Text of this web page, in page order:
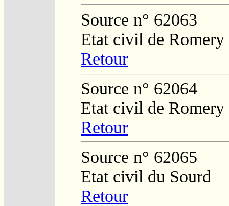
Source n° 62063
Etat civil de Romery
Retour
Source n° 62064
Etat civil de Romery
Retour
Source n° 62065
Etat civil du Sourd
Retour